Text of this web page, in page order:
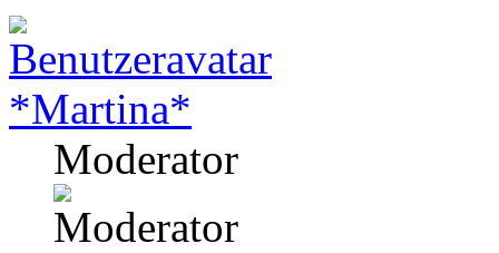
*Martina*
Moderator